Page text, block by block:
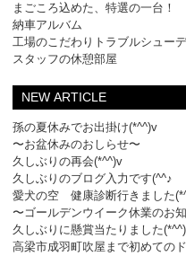
まごころ込めた、特選の一台！
納車アルバム
工場のこだわりトラブルシュー
スタッフの休憩部屋
NEW ARTICLE
孫の夏休みでお出掛け(*^^)v
〜お盆休みのおしらせ〜
久しぶりの再会(*^^)v
久しぶりのブログ入力です(^^♪
愛犬の空 健康診断行きました
〜ゴールデンウイーク休業のお
久しぶりに懸賞当たりました
高梁市成羽町吹屋まで初めての